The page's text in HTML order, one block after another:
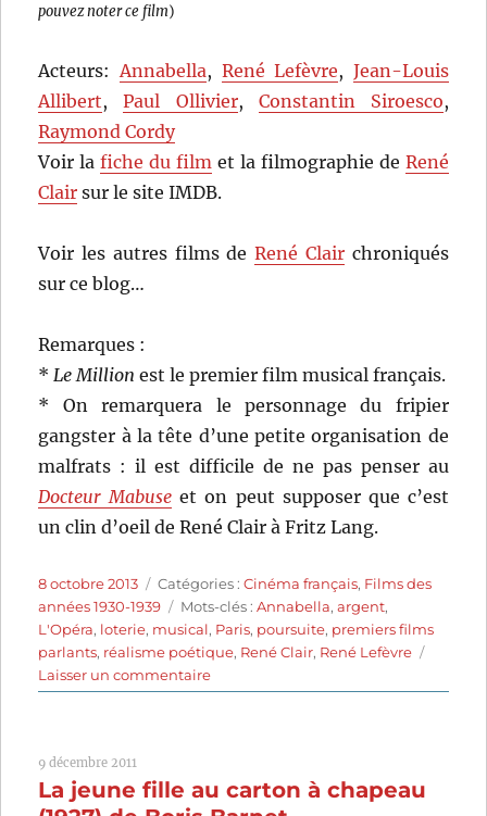
pouvez noter ce film)
Acteurs: Annabella, René Lefèvre, Jean-Louis
Allibert,Paul Ollivier, Constantin Siroesco,
Raymond Cordy
Voir lafiche du film et la filmographie de René
Clair sur le site IMDB.
Voir les autres films deRené Clairchroniqués
sur ce blog…
Remarques :
* Le Million est le premier film musical français.
* On remarquera le personnage du fripier
gangster à la tête d’une petite organisation de
malfrats : il est difficile de ne pas penser au
Docteur Mabuse et on peut supposer que c’est
un clin d’oeil de René Clair à Fritz Lang.
Publié
le
8 octobre 2013 Catégories
Catégories :Cinéma français, Films des
années 1930-1939
Étiquettes
Mots-clés :Annabella,argent,
L'Opéra, loterie, musical, Paris, poursuite, premiers films
parlants, réalisme poétique, René Clair, René Lefèvre
Laisser un commentairesur
Le
René
Clair
9 décembre 2011
La jeune fille au carton à chapeau